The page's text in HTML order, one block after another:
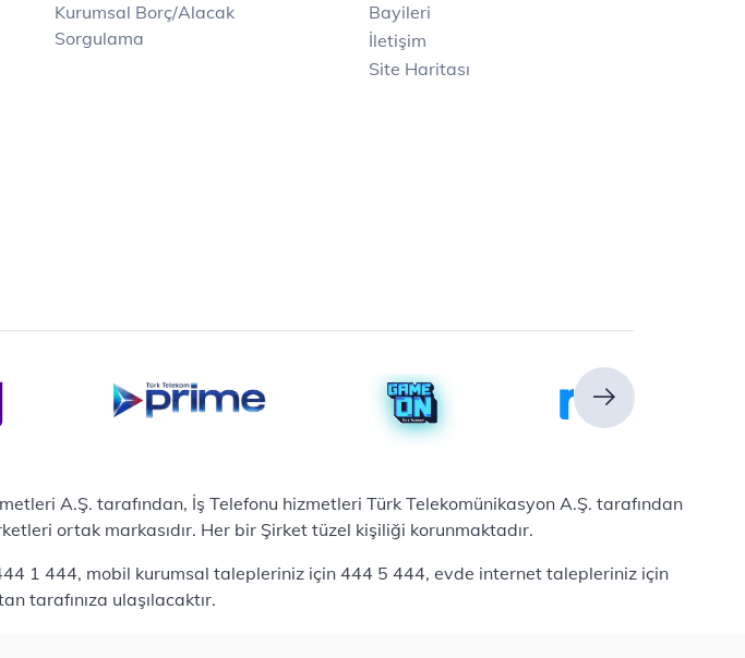
Kurumsal Borç/Alacak
Sorgulama
Bayileri
İletişim
Site Haritası
A.Ş. tarafından, İş Telefonu hizmetleri Türk Telekomünikasyon A.Ş. tarafından
ortak markasıdır. Her bir Şirket tüzel kişiliği korunmaktadır.
1 444, mobil kurumsal talepleriniz için 444 5 444, evde internet talepleriniz için
tarafınıza ulaşılacaktır.